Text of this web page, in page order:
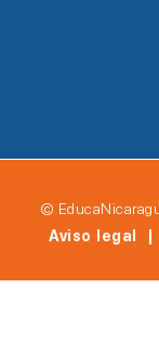
©
Aviso legal